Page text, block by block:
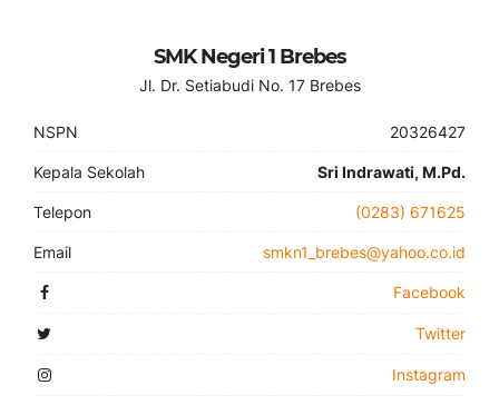
SMK Negeri 1 Brebes
Jl. Dr. Setiabudi No. 17 Brebes
NSPN 20326427
Kepala Sekolah Sri Indrawati, M.Pd.
Telepon (0283) 671625
Email smkn1_brebes@yahoo.co.id
Facebook
Twitter
Instagram